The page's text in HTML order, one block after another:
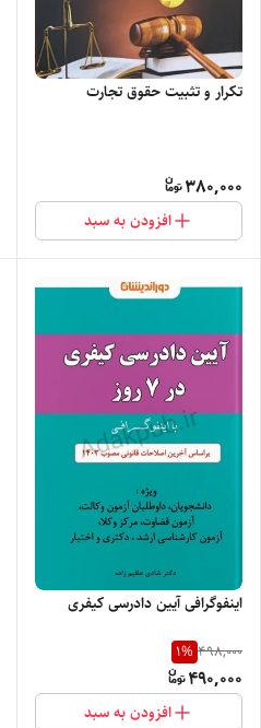
تکرار و تثبیت حقوق تجارت
380,000
افزودن به سبد
اینفوگرافی آیین دادرسی کیفری
498,000
1%
490,000
افزودن به سبد